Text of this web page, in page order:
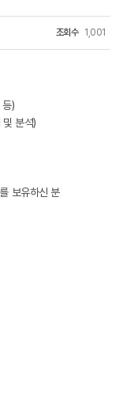
조회수 1,001
)
분석)
보유하신 분